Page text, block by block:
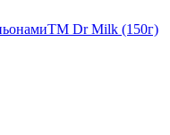
Dr Milk (150г)